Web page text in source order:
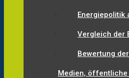
Energiepolitik
Vergleich der
Bewertung
Medien, öffentliche